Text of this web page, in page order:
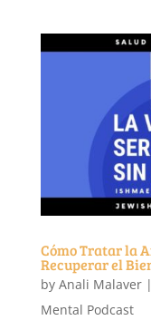
Cómo Tratar la
Recuperar el
by Anali Malaver|
Mental Podcast